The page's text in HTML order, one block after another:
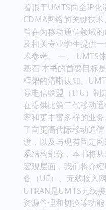
着眼于UMTS向全IP
CDMA网络的关键技
旨在为移动通信领域
及相关专业学生提供
术参考。 一、 UMTS
基石 本书的首要目标
框架的清晰认知。
际电信联盟（ITU）制
在提供比第二代移动
率和更丰富多样的业
了向更高代际移动通
渡，以及与现有固定
系结构部分，本书将
宏观层面，我们将介
备（UE）、无线接入
UTRAN是UMTS无线
资源管理和切换等功